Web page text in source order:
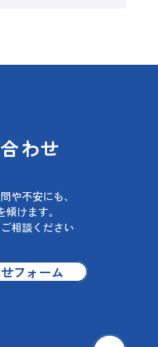
わせ
や不安にも、
けます。
相談ください
フォーム